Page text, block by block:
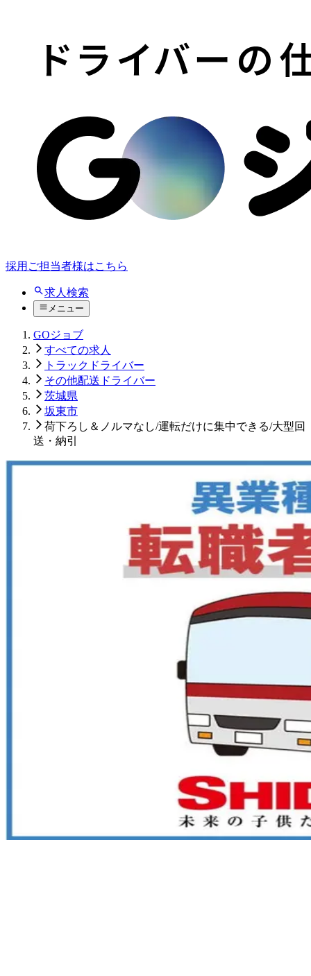
採用ご担当者様はこちら
求人検索
メニュー
GOジョブ
すべての求人
トラックドライバー
その他配送ドライバー
茨城県
坂東市
荷下ろし＆ノルマなし/運転だけに集中できる/大型回
送・納引